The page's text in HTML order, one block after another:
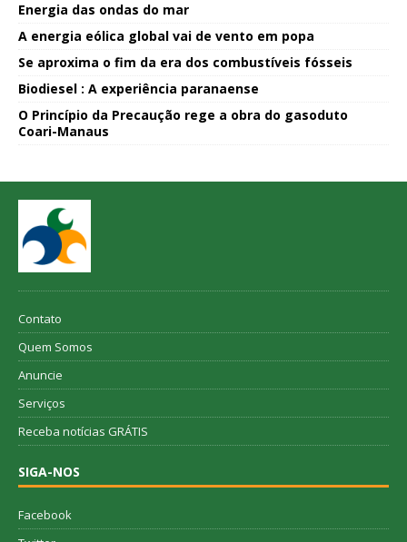
Energia das ondas do mar
A energia eólica global vai de vento em popa
Se aproxima o fim da era dos combustíveis fósseis
Biodiesel : A experiência paranaense
O Princípio da Precaução rege a obra do gasoduto
Coari-Manaus
Contato
Quem Somos
Anuncie
Serviços
Receba notícias GRÁTIS
SIGA-NOS
Facebook